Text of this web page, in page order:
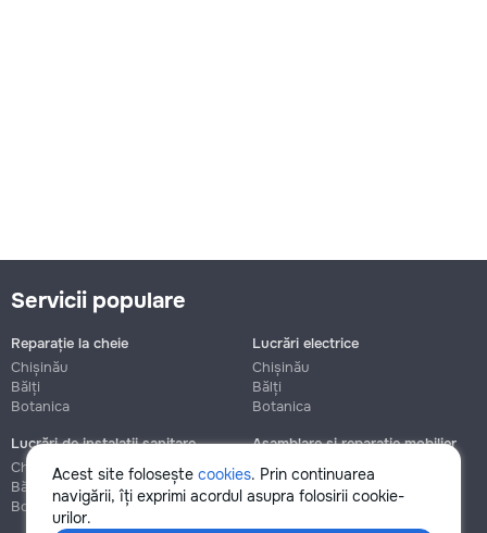
Acest site folosește cookies. Prin continuarea
navigării, îți exprimi acordul asupra folosirii cookie-
urilor.
Servicii populare
Reparație la cheie
Chișinău
Bălți
Botanica
Lucrări electrice
Chișinău
Bălți
Botanica
Lucrări de instalații sanitare
Chișinău
Bălți
Botanica
Asamblare și reparație mobilier
Chișinău
Botanica